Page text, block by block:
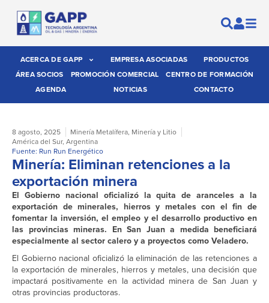
ACERCA DE GAPP EMPRESA ASOCIADAS
PRODUCTOS
ÁREA SOCIOS
PROMOCIÓN COMERCIAL
CENTRO DE FORMACIÓN
AGENDA
NOTICIAS CONTACTO
8 agosto, 2025 Minería Metalífera, Minería y Litio
América del Sur, Argentina
Fuente: Run Run Energético
Minería: Eliminan retenciones a la
exportación minera
El Gobierno nacional oficializó la quita de aranceles a la
exportación de minerales, hierros y metales con el fin de
fomentar la inversión, el empleo y el desarrollo productivo en
las provincias mineras. En San Juan a medida beneficiará
especialmente al sector calero y a proyectos como Veladero.
El Gobierno nacional oficializó la eliminación de las retenciones a
la exportación de minerales, hierros y metales, una decisión que
impactará positivamente en la actividad minera de San Juan y
otras provincias productoras.